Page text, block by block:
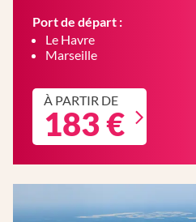
Port de départ :
Le Havre
Marseille
À PARTIR DE
183 €